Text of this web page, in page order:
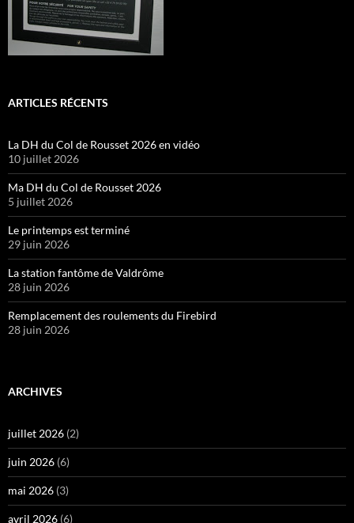
ARTICLES RÉCENTS
La DH du Col de Rousset 2026 en vidéo
10 juillet 2026
Ma DH du Col de Rousset 2026
5 juillet 2026
Le printemps est terminé
29 juin 2026
La station fantôme de Valdrôme
28 juin 2026
Remplacement des roulements du Firebird
28 juin 2026
ARCHIVES
juillet 2026 (2)
juin 2026 (6)
mai 2026 (3)
avril 2026 (6)